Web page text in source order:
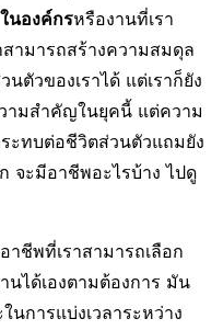
นองค์กรหรืองานที่เรา
สามารถสร้างความสมดุล
ตัวของเราได้ แต่เราก็ยัง
ามสำคัญในยุคนี้ แต่ความ
ะทบต่อชีวิตส่วนตัวแถมยัง
จะมีอาชีพอะไรบ้าง ไปดู
ชีพที่เราสามารถเลือก
นได้เองตามต้องการ มัน
นการแบ่งเวลาระหว่าง